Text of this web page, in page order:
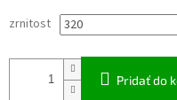
zrnitost
Pridať do